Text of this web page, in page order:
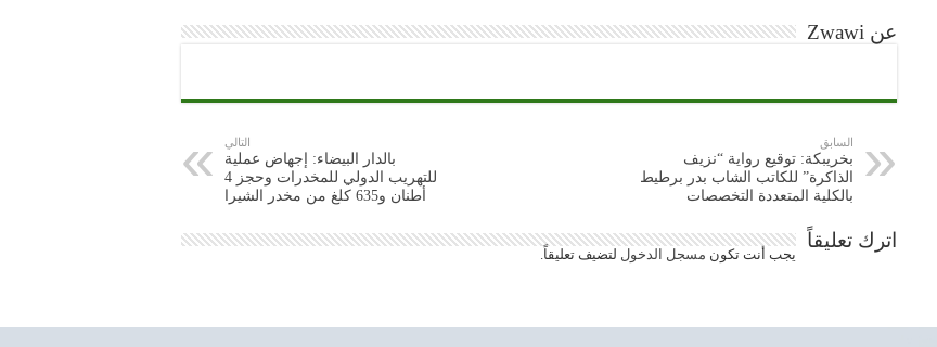
عن Zwawi
السابق
بخريبكة: توقيع رواية “نزيف
الذاكرة” للكاتب الشاب بدر برطيط
بالكلية المتعددة التخصصات
التالي
بالدار البيضاء: إجهاض عملية
للتهريب الدولي للمخدرات وحجز 4
أطنان و635 كلغ من مخدر الشيرا
اترك تعليقاً
يجب أنت تكون مسجل الدخول لتضيف تعليقاً.